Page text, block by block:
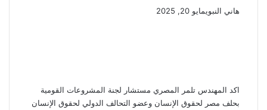
هاني النبويمايو 20, 2025
اكد المهندس تلمر المصري مستشار لجنة المشروعات القومية
بحلف مصر لحقوق الإنسان وعضو التحالف الدولي لحقوق الإنسان